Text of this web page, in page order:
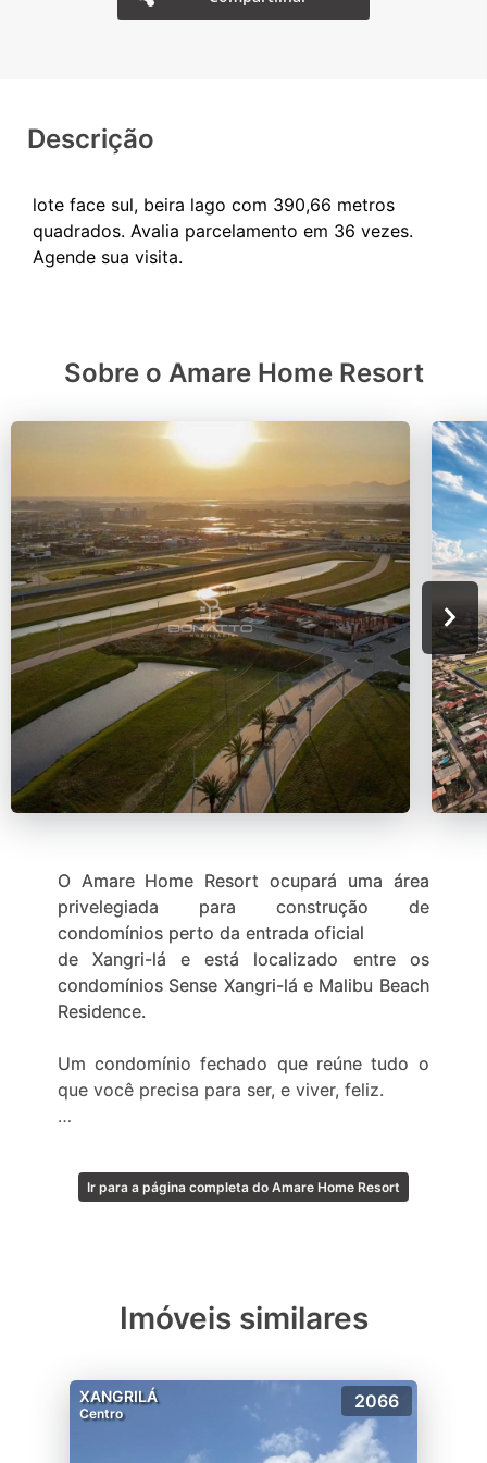
Descrição
lote face sul, beira lago com 390,66 metros
quadrados. Avalia parcelamento em 36 vezes.
Sobre o Amare Home Resort
O Amare Home Resort ocupará uma área
privelegiada para construção de
condomínios perto da entrada oficial
de Xangri-lá e está localizado entre os
condomínios Sense Xangri-lá e Malibu Beach
Residence.
Um condomínio fechado que reúne tudo o
que você precisa para ser, e viver, feliz.
disponível
70% dos lotes disponíveis estão na beira do
Espaço delivery
Espaço mindfulness
Espaço massagem
Quadra de beach tênis coberta
Ir para a página completa do Amare Home Resort
Imóveis similares
XANGRILÁ
Centro
2066